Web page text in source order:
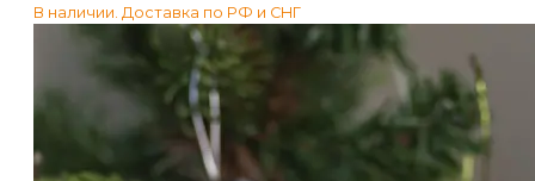
В наличии. Доставка по РФ и СНГ